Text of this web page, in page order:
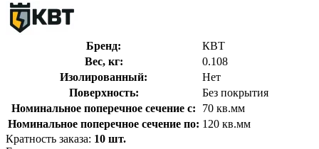
Бренд:
КВТ
Вес, кг:
0.108
Изолированный:
Нет
Поверхность:
Без покрытия
Номинальное поперечное сечение с:
70 кв.мм
Номинальное поперечное сечение по: 120 кв.мм
Кратность заказа: 10 шт.